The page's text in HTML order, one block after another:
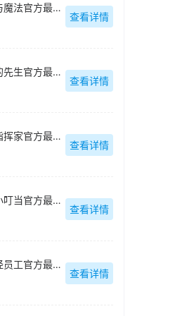
创造与魔法官方最新版
查看详情
作怪的先生官方最新版
查看详情
战场指挥家官方最新版
查看详情
战斗小叮当官方最新版
查看详情
不正经员工官方最新版
查看详情